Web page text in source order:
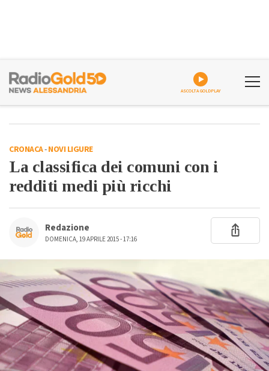
ASCOLTA GOLDPLAY
CRONACA-NOVI LIGURE
La classifica dei comuni con i
redditi medi più ricchi
Redazione
DOMENICA, 19 APRILE 2015 - 17:16